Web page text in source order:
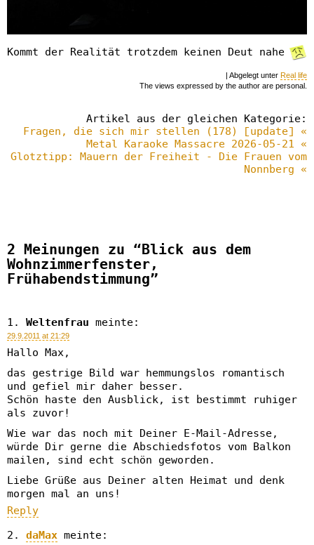
Kommt der Realität trotzdem keinen Deut nahe
| Abgelegt unter Real life
The views expressed by the author are personal.
Artikel aus der gleichen Kategorie:
Fragen, die sich mir stellen (178) [update] «
Metal Karaoke Massacre 2026-05-21 «
Glotztipp: Mauern der Freiheit - Die Frauen vom
Nonnberg «
2 Meinungen zu “Blick aus dem
Wohnzimmerfenster,
Frühabendstimmung”
Weltenfrau meinte:
29.9.2011 at 21:29
Hallo Max,
das gestrige Bild war hemmungslos romantisch
und gefiel mir daher besser.
Schön haste den Ausblick, ist bestimmt ruhiger
als zuvor!
Wie war das noch mit Deiner E-Mail-Adresse,
würde Dir gerne die Abschiedsfotos vom Balkon
mailen, sind echt schön geworden.
Liebe Grüße aus Deiner alten Heimat und denk
morgen mal an uns!
Reply
daMax meinte: